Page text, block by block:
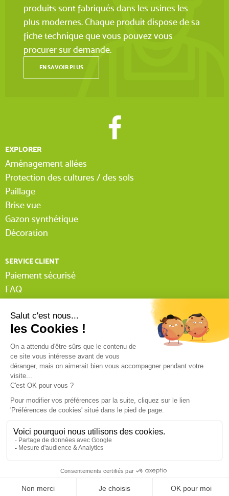
produits sont fabriqués dans les usines les
plus modernes. Chaque produit dispose de sa
fiche technique que vous pouvez vous
procurer sur demande.
EN SAVOIR PLUS
EXPLORER
Aménagement allées
Protection des cultures / des sols
Paillage
Brise vue
Gazon synthétique
Décoration
SERVICE CLIENT
Paiement sécurisé
FAQ
Lexique Tissnet
Suivi commande invité
Contactez-nous
Mentions légales
© Tissnet 2024 - Réalisation : C’est qui Maurice ?